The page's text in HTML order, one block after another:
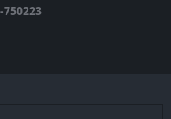
750223